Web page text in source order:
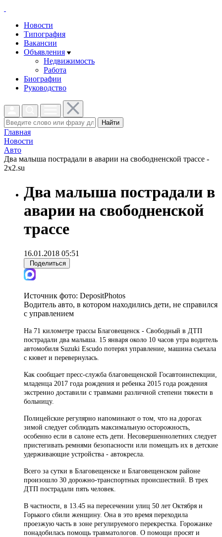
Новости
Типография
Вакансии
Объявления
Недвижимость
Работа
Биографии
Руководство
Найти
Главная
Новости
Авто
Два малыша пострадали в аварии на свободненской трассе -
2x2.su
Два малыша пострадали в
аварии на свободненской
трассе
16.01.2018 05:51
Поделиться
Источник фото: DepositPhotos
Водитель авто, в котором находились дети, не справился
с управлением
На 71 километре трассы Благовещенск - Свободный в ДТП
пострадали два малыша. 15 января около 10 часов утра водитель
автомобиля Suzuki Escudo потерял управление, машина съехала
с кювет и перевернулась.
Как сообщает пресс-служба благовещенской Госавтоинспекции,
младенца 2017 года рождения и ребенка 2015 года рождения
экстренно доставили с травмами различной степени тяжести в
больницу.
Полицейские регулярно напоминают о том, что на дорогах
зимой следует соблюдать максимальную осторожность,
особенно если в салоне есть дети. Несовершеннолетних следует
пристегивать ремнями безопасности или помещать их в детские
удерживающие устройства - автокресла.
Всего за сутки в Благовещенске и Благовещенском районе
произошло 30 дорожно-транспортных происшествий. В трех
ДТП пострадали пять человек.
В частности, в 13.45 на пересечении улиц 50 лет Октября и
Горького сбили женщину. Она в это время переходила
проезжую часть в зоне регулируемого перекрестка. Горожанке
понадобилась помощь травматологов. О помощи просят и